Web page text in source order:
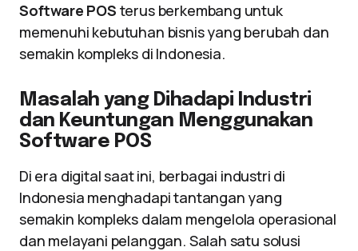
Software POS terus berkembang untuk
memenuhi kebutuhan bisnis yang berubah dan
semakin kompleks di Indonesia.
Masalah yang Dihadapi Industri
dan Keuntungan Menggunakan
Software POS
Di era digital saat ini, berbagai industri di
Indonesia menghadapi tantangan yang
semakin kompleks dalam mengelola operasional
dan melayani pelanggan. Salah satu solusi